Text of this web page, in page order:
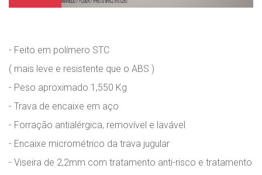
- Feito em polímero STC
( mais leve e resistente que o ABS )
- Peso aproximado 1,550 Kg
- Trava de encaixe em aço
- Forração antialérgica, removível e lavável
- Encaixe micrométrico da trava jugular
- Viseira de 2,2mm com tratamento anti-risco e tratamento